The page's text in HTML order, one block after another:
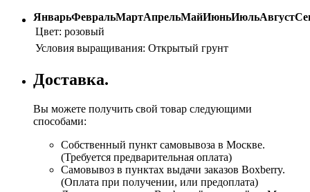
ЯнварьФевральМартАпрельМайИюньИюльАвгуст
Цвет: розовый
Условия выращивания: Открытый грунт
Доставка.
Вы можете получить свой товар следующими
способами:
Собственный пункт самовывоза в Москве.
(Требуется предварительная оплата)
Самовывоз в пунктах выдачи заказов Boxberry.
(Оплата при получении, или предоплата)